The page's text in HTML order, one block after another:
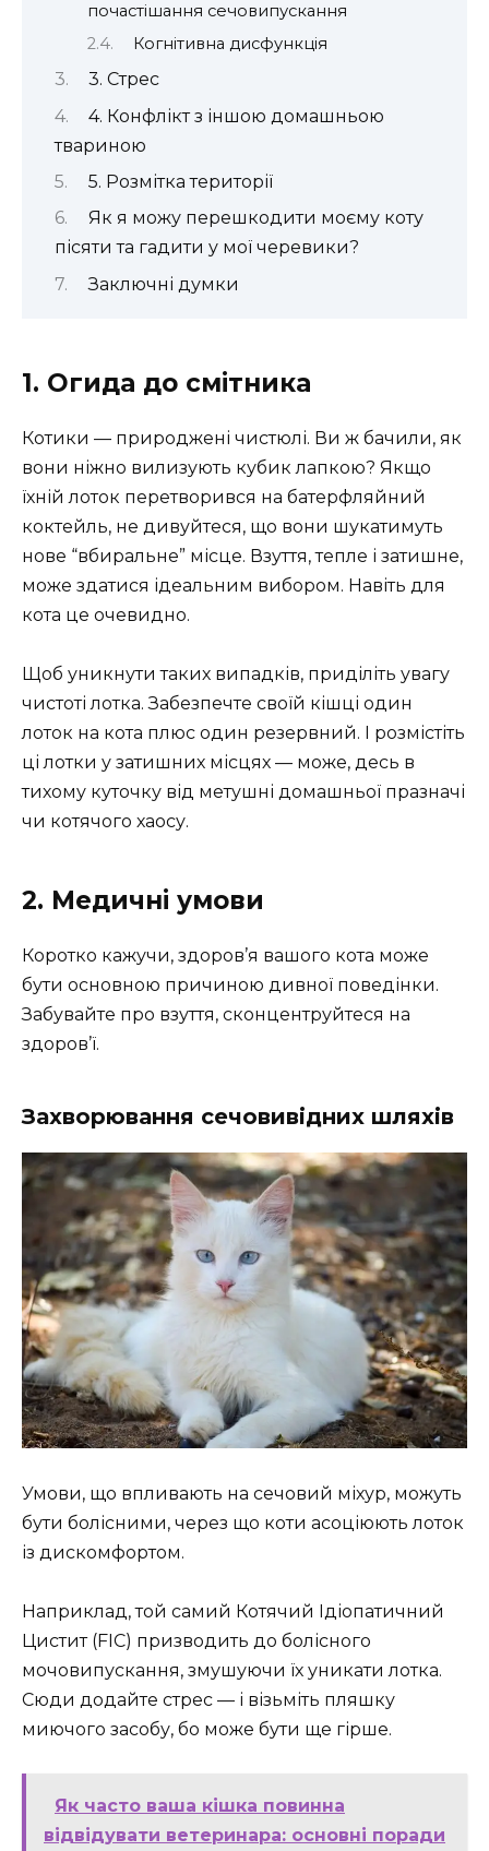
почастішання сечовипускання
Когнітивна дисфункція
3. Стрес
4. Конфлікт з іншою домашньою
твариною
5. Розмітка території
Як я можу перешкодити моєму коту
пісяти та гадити у мої черевики?
Заключні думки
1. Огида до смітника
Котики — природжені чистюлі. Ви ж бачили, як
вони ніжно вилизують кубик лапкою? Якщо
їхній лоток перетворився на батерфляйний
коктейль, не дивуйтеся, що вони шукатимуть
нове “вбиральне” місце. Взуття, тепле і затишне,
може здатися ідеальним вибором. Навіть для
кота це очевидно.
Щоб уникнути таких випадків, приділіть увагу
чистоті лотка. Забезпечте своїй кішці один
лоток на кота плюс один резервний. І розмістіть
ці лотки у затишних місцях — може, десь в
тихому куточку від метушні домашньої празначі
чи котячого хаосу.
2. Медичні умови
Коротко кажучи, здоров’я вашого кота може
бути основною причиною дивної поведінки.
Забувайте про взуття, сконцентруйтеся на
здоров’ї.
Захворювання сечовивідних шляхів
Умови, що впливають на сечовий міхур, можуть
бути болісними, через що коти асоціюють лоток
із дискомфортом.
Наприклад, той самий Котячий Ідіопатичний
Цистит (FIC) призводить до болісного
мочовипускання, змушуючи їх уникати лотка.
Сюди додайте стрес — і візьміть пляшку
миючого засобу, бо може бути ще гірше.
Як часто ваша кішка повинна
відвідувати ветеринара: основні поради